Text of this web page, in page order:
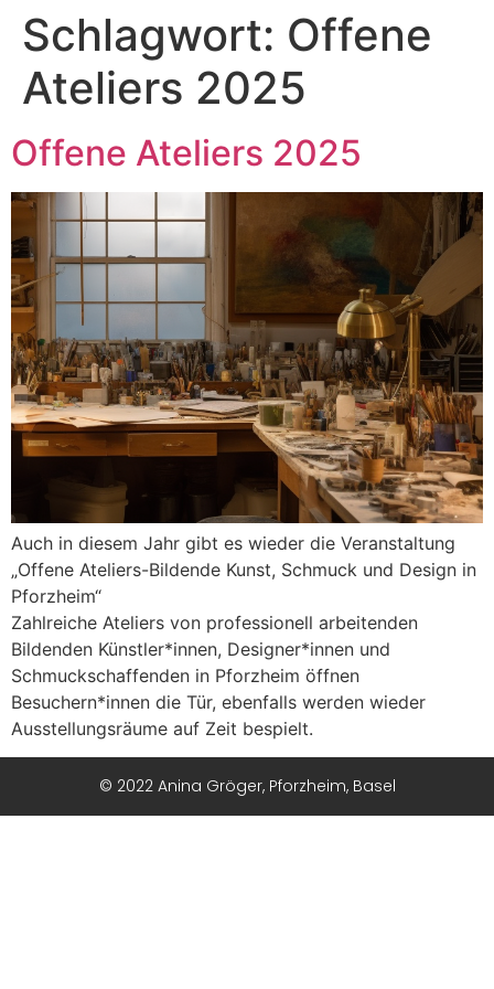
Schlagwort: Offene
Ateliers 2025
Offene Ateliers 2025
Auch in diesem Jahr gibt es wieder die Veranstaltung
„Offene Ateliers-Bildende Kunst, Schmuck und Design in
Pforzheim“
Zahlreiche Ateliers von professionell arbeitenden
Bildenden Künstler*innen, Designer*innen und
Schmuckschaffenden in Pforzheim öffnen
Besuchern*innen die Tür, ebenfalls werden wieder
Ausstellungsräume auf Zeit bespielt.
© 2022 Anina Gröger, Pforzheim, Basel